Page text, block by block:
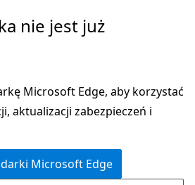
nie jest już
Microsoft Edge, aby korzystać
aktualizacji zabezpieczeń i
Microsoft Edge